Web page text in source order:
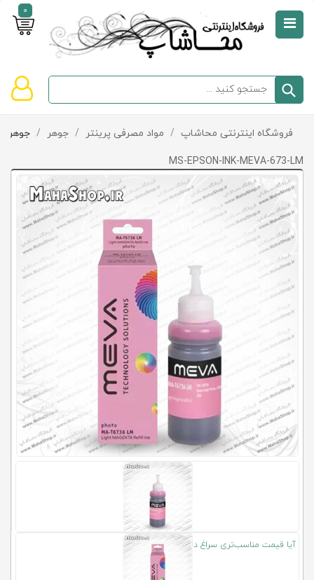
0
صفحه
دسته‌بندی
تخفیف‌ها
و
پیشنهادها
تماس
کلاب
محاشاپ
سبد
خالی
است
فروشگاه اینترنتی محاشاپ / مواد مصرفی پرینتر / جوهر / جوهر Epson
MS-EPSON-INK-MEVA-673-LM
آیا قیمت مناسب‌تری سراغ دارید؟